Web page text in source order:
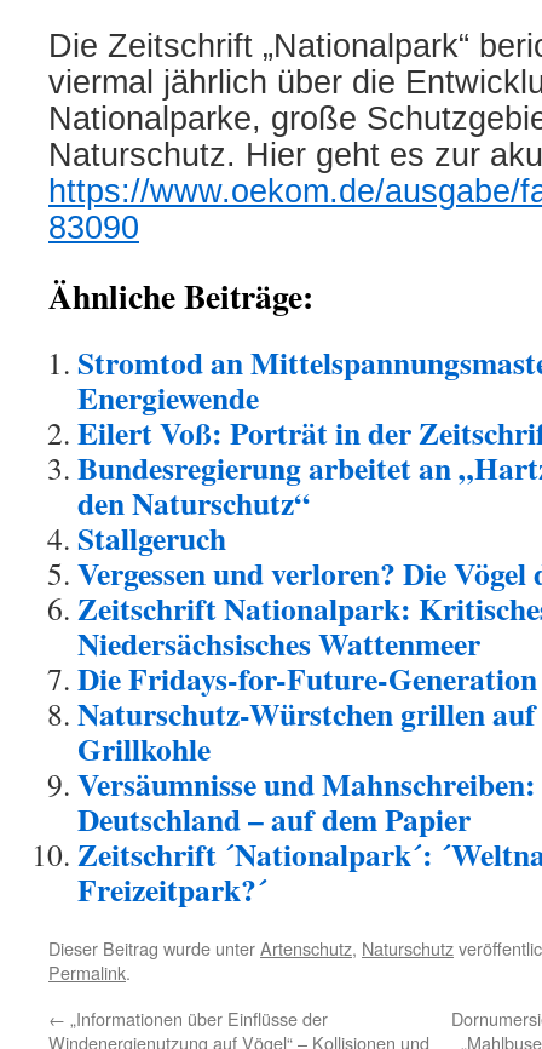
Die Zeitschrift „Nationalpark“
viermal jährlich über die
Nationalparke, große
Naturschutz. Hier geht es zur
https://www.oekom.de/ausgabe/
83090
Ähnliche Beiträge:
Stromtod an
Energiewende
Eilert Voß: Porträt in der
Bundesregierung arbeitet an
den Naturschutz“
Stallgeruch
Vergessen und verloren? Die Vögel
Zeitschrift Nationalpark:
Niedersächsisches Wattenmeer
Die Fridays-for-Future-
Naturschutz-Würstchen grillen
Grillkohle
Versäumnisse und
Deutschland – auf dem Papier
Zeitschrift ´Nationalpark´:
Freizeitpark?´
Dieser Beitrag wurde unterArtenschutz, Naturschutz
Permalink.
← „Informationen über Einflüsse der
Windenergienutzung auf Vögel“ – Kollisionen und